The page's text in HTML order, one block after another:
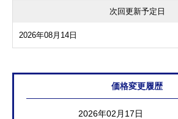
次回更新予定日
2026年08月14日
価格変更履歴
2026年02月17日